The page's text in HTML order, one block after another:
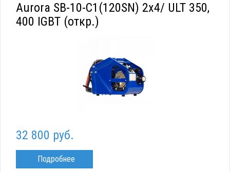
Aurora SB-10-C1(120SN) 2x4/ ULT 350,
400 IGBT (откр.)
32 800 руб.
Подробнее